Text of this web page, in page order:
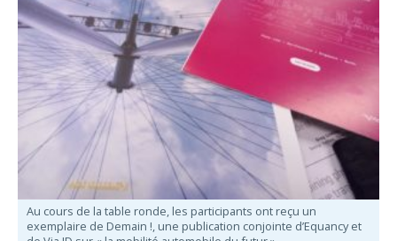
Au cours de la table ronde, les participants ont reçu un
exemplaire de Demain !, une publication conjointe d’Equancy et